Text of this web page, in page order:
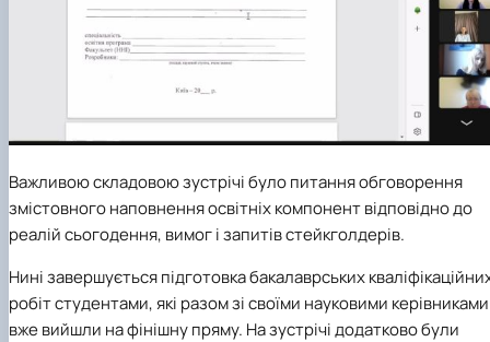
Важливою складовою зустрічі було питання обговорення
змістовного наповнення освітніх компонент відповідно до
реалій сьогодення, вимог і запитів стейкголдерів.
Нині завершується підготовка бакалаврських
робіт студентами, які разом зі своїми науковими керівниками
вже вийшли на фінішну пряму. На зустрічі додатково були